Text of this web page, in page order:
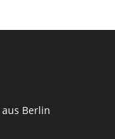
Berlin